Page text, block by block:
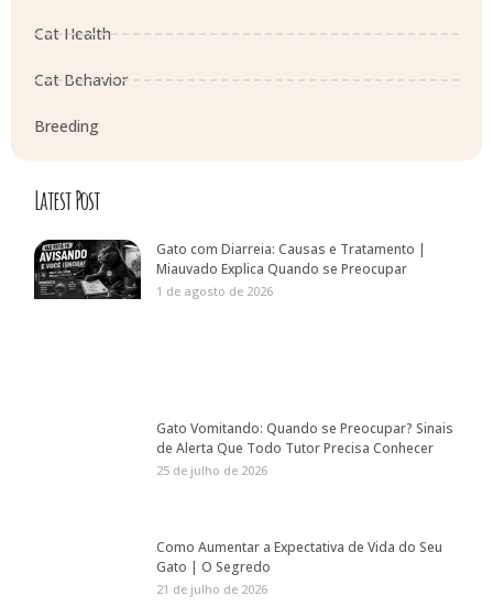
Cat Health
Cat Behavior
Breeding
Latest Post
Gato com Diarreia: Causas e Tratamento |
Miauvado Explica Quando se Preocupar
1 de agosto de 2026
Gato Vomitando: Quando se Preocupar? Sinais
de Alerta Que Todo Tutor Precisa Conhecer
25 de julho de 2026
Como Aumentar a Expectativa de Vida do Seu
Gato | O Segredo
21 de julho de 2026